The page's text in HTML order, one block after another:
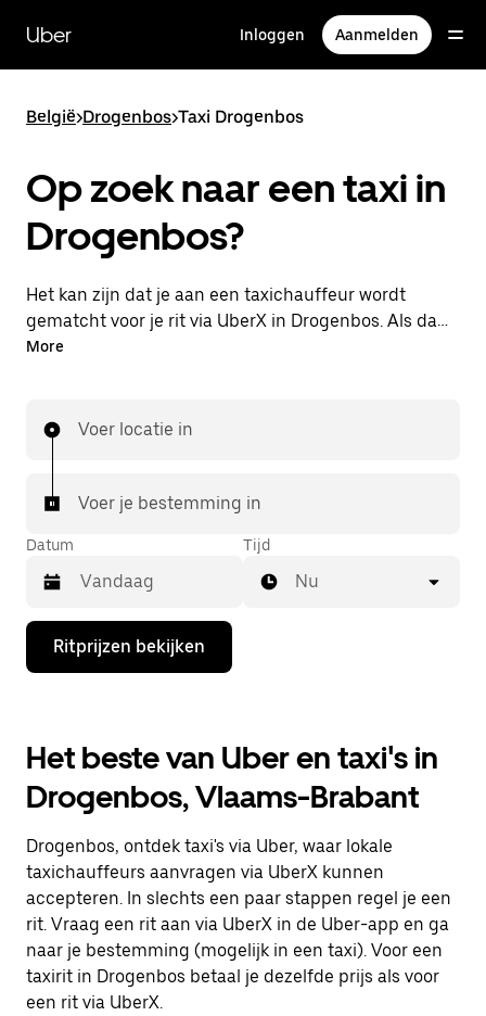
naar
hoofdinhoud
Uber Inloggen Aanmelden
België>Drogenbos>Taxi Drogenbos
Op zoek naar een taxi in
Drogenbos?
Het kan zijn dat je aan een taxichauffeur wordt
gematcht voor je rit via UberX in Drogenbos. Als dat
zo is, profiteer je van dezelfde 24/7 beschikbaarheid
More
Voer locatie in
Voer je bestemming in
Datum
Druk
de
de
agenda
te
openen
een
datum
selecteren.
Druk
op
Escape
om
de
Tijd
Nu
Ritprijzen bekijken
Het beste van Uber en taxi's in
Drogenbos, Vlaams-Brabant
Drogenbos, ontdek taxi's via Uber, waar lokale
taxichauffeurs aanvragen via UberX kunnen
accepteren. In slechts een paar stappen regel je een
rit. Vraag een rit aan via UberX in de Uber-app en ga
naar je bestemming (mogelijk in een taxi). Voor een
taxirit in Drogenbos betaal je dezelfde prijs als voor
een rit via UberX.